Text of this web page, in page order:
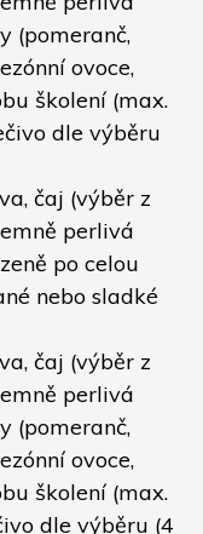
(pomeranč,
ovoce,
školení (max.
dle výběru
čaj (výběr z
perlivá
po celou
nebo sladké
čaj (výběr z
perlivá
(pomeranč,
ovoce,
školení (max.
dle výběru (4